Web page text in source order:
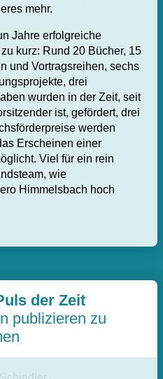
mehr.
Jahre erfolgreiche
kurz: Rund 20 Bücher, 15
und Vortragsreihen, sechs
drei
wurden in der Zeit, seit
ist, gefördert, drei
werden
Erscheinen einer
Viel für ein rein
wie
Himmelsbach hoch
der Zeit
publizieren zu